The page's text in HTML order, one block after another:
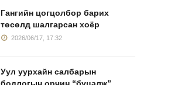
Гангийн цогцолбор барих
төсөлд шалгарсан хоёр
2026/06/17, 17:32
Уул уурхайн салбарын